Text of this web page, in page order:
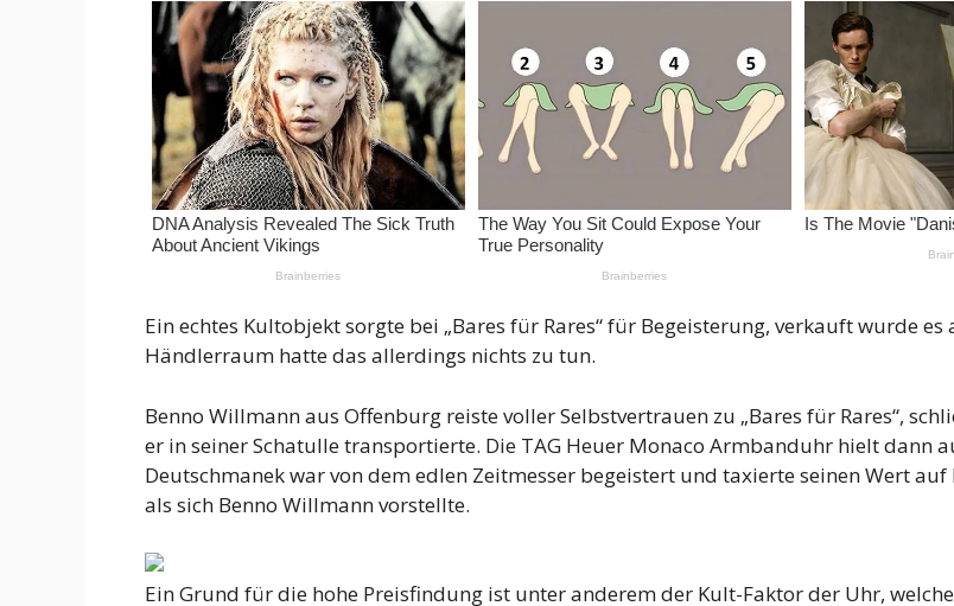
Ein echtes Kultobjekt sorgte bei „Bares für Rares“ für Begeisterung, verkauft wurde
Händlerraum hatte das allerdings nichts zu tun.
Benno Willmann aus Offenburg reiste voller Selbstvertrauen zu „Bares für Rares“,
er in seiner Schatulle transportierte. Die TAG Heuer Monaco Armbanduhr hielt dann
Deutschmanek war von dem edlen Zeitmesser begeistert und taxierte seinen Wert
als sich Benno Willmann vorstellte.
Ein Grund für die hohe Preisfindung ist unter anderem der Kult-Faktor der Uhr,